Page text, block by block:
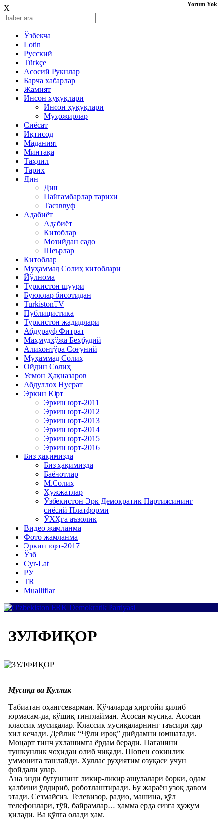
X
Ўзбекча
Lotin
Русский
Türkçe
Асосий Рукнлар
Барча хабарлар
Жамият
Инсон ҳуқуқлари
Инсон ҳуқуқлари
Муҳожирлар
Сиёсат
Иқтисод
Mаданият
Минтақа
Таҳлил
Тарих
Дин
Дин
Пайғамбарлар тарихи
Тасаввуф
Адабиёт
Адабиёт
Китоблар
Мозийдан садо
Шеърлар
Китоблар
Муҳаммад Солиҳ китоблари
Йўлнома
Туркистон шуури
Буюклар бисотидан
TurkistonTV
Публицистика
Туркистон жадидлари
Абдурауф Фитрат
Маҳмудхўжа Беҳбудий
Алихонтўра Соғуний
Муҳаммад Солиҳ
Ойдин Солиҳ
Усмон Ҳақназаров
Абдуллоҳ Нусрат
Эркин Юрт
Эркин юрт-2011
Эркин юрт-2012
Эркин юрт-2013
Эркин юрт-2014
Эркин юрт-2015
Эркин юрт-2016
Биз ҳақимизда
Биз ҳақимизда
Баёнотлар
М.Солиҳ
Ҳужжатлар
Ўзбекистон Эрк Демократик Партиясининг
сиёсий Платформи
ЎХҲга аъзолик
Видео жамланма
Фото жамланма
Эркин юрт-2017
Ўзб
Cyr-Lat
РУ
TR
Mualliflar
ЗУЛФИҚОР
Мусиқа ва Қуллик
Табиатан оҳангсеварман. Кўчаларда ҳиргойи қилиб
юрмасам-да, қўшиқ тинглайман. Асосан мусиқа. Асосан
классик мусиқалар. Классик мусиқаларнинг таъсири ҳар
хил кечади. Дейлик “Чўли ироқ” дийдамни юмшатади.
Моцарт тинч ухлашимга ёрдам беради. Паганини
тушкунлик чоҳидан олиб чиқади. Шопен сокинлик
уммонига ташлайди. Хуллас руҳиятим озуқаси учун
фойдали улар.
Ана энди бугуннинг ликир-ликир ашулалари борки, одам
қалбини ўлдириб, роботлаштиради. Бу жараён узоқ давом
этади. Сезмайсиз. Телевизор, радио, машина, қўл
телефонлари, тўй, байрамлар… ҳамма ерда сизга ҳужум
қилади. Ва қўлга олади ҳам.
Yorum Yok